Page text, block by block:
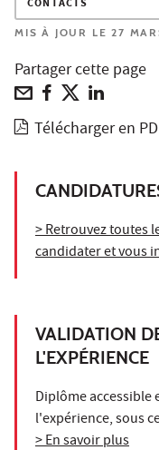
CONTACTS
MIS À JOUR LE 27
Partager cette page
Télécharger en
> Retrouvez toutes
candidater et vous
VALIDATION
L'EXPÉRIENCE
Diplôme accessible
l'expérience, sous
> En savoir plus